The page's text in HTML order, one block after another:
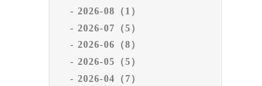
2026-08（1）
2026-07（5）
2026-06（8）
2026-05（5）
2026-04（7）